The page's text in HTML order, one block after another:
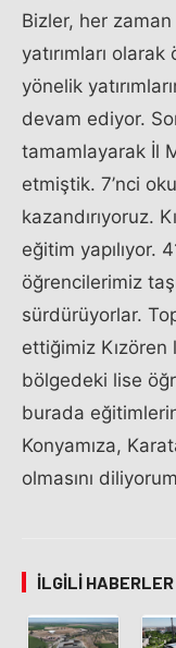
Bizler, her zaman
yatırımları
yönelik
devam ediyor.
tamamlayarak İl
etmiştik. 7’nci
kazandırıyoruz.
eğitim yapılıyor.
öğrencilerimiz
sürdürüyorlar.
ettiğimiz Kızören
bölgedeki lise
burada
Konyamıza,
olmasını
İLGILI HABERLER